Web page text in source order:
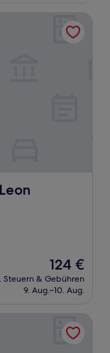
Der
Preis
beträgt
124 €
Steuern & Gebühren
9. Aug.–10. Aug.